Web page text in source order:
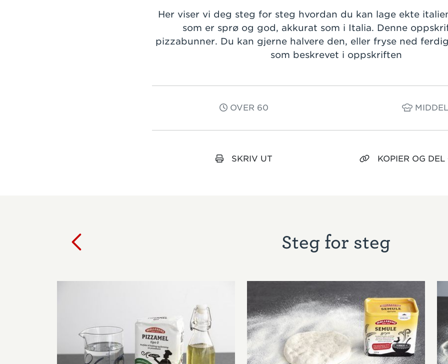
Her viser vi deg steg for steg hvordan du kan lage ekte
som er sprø og god, akkurat som i Italia. Denne
pizzabunner. Du kan gjerne halvere den, eller fryse ned
som beskrevet i oppskriften
OVER 60
SKRIV UT KOPIER OG DEL
Steg for steg